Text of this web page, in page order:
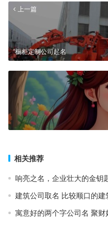
上一篇
“橱柜定制公司起名
相关推荐
响亮之名，企业壮大的金钥
建筑公司取名 比较顺口的建
寓意好的两个字公司名 聚财